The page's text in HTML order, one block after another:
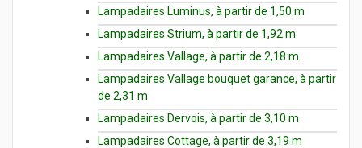
Lampadaires Luminus, à partir de 1,50 m
Lampadaires Strium, à partir de 1,92 m
Lampadaires Vallage, à partir de 2,18 m
Lampadaires Vallage bouquet garance, à partir
de 2,31 m
Lampadaires Dervois, à partir de 3,10 m
Lampadaires Cottage, à partir de 3,19 m